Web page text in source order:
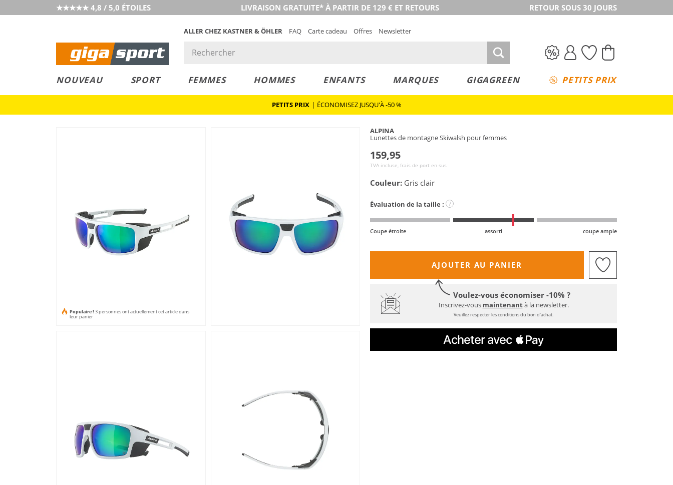
★★★★★ 4,8 / 5,0 ÉTOILES LIVRAISON GRATUITE* À PARTIR DE 129 € ET RETOURS RETOUR SOUS 30 JOURS
ALLER CHEZ KASTNER & ÖHLER FAQ Carte cadeau Offres Newsletter
NOUVEAU SPORT FEMMES HOMMES ENFANTS MARQUES GIGAGREEN PETITS PRIX
PETITS PRIX | ÉCONOMISEZ JUSQU'À -50 %
Populaire ! 3 personnes ont actuellement cet article dans
leur panier
ALPINA
Lunettes de montagne Skiwalsh pour femmes
159,95
TVA incluse, frais de port en sus
Couleur: Gris clair
Évaluation de la taille : ?
Coupe étroite assorti coupe ample
AJOUTER AU PANIER
Voulez-vous économiser -10% ?
Inscrivez-vous maintenantà la newsletter.
Veuillez respecter les conditions du bon d'achat.